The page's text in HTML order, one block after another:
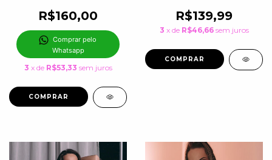
R$160,00
Comprar pelo
Whatsapp
3 x de R$53,33 sem juros
COMPRAR
R$139,99
3 x de R$46,66 sem juros
COMPRAR